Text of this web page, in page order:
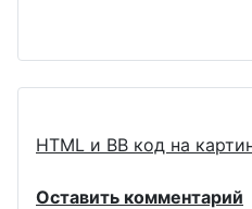
HTML и BB код на
Оставить комментарий